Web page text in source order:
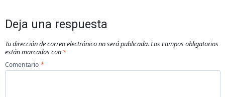
Deja una respuesta
Tu dirección de correo electrónico no será publicada. Los campos obligatorios
están marcados con *
Comentario *